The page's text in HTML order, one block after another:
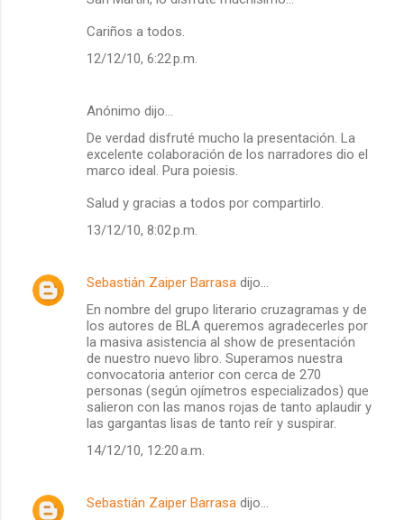
Cariños a todos.
12/12/10, 6:22 p.m.
Anónimo dijo…
De verdad disfruté mucho la presentación. La
excelente colaboración de los narradores dio el
marco ideal. Pura poiesis.
Salud y gracias a todos por compartirlo.
13/12/10, 8:02 p.m.
Sebastián Zaiper Barrasa dijo…
En nombre del grupo literario cruzagramas y de
los autores de BLA queremos agradecerles por
la masiva asistencia al show de presentación
de nuestro nuevo libro. Superamos nuestra
convocatoria anterior con cerca de 270
personas (según ojímetros especializados) que
salieron con las manos rojas de tanto aplaudir y
las gargantas lisas de tanto reír y suspirar.
14/12/10, 12:20 a.m.
Sebastián Zaiper Barrasa dijo…